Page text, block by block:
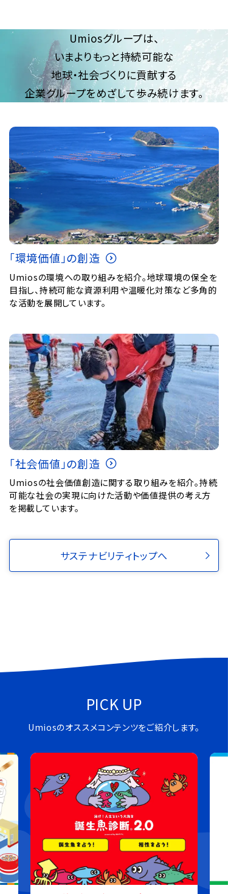
Umiosグループは、
いまよりもっと持続可能な
地球・社会づくりに貢献する
企業グループをめざして歩み続けます。
「環境価値」の創造
Umiosの環境への取り組みを紹介。地球環境の保全を
目指し、持続可能な資源利用や温暖化対策など多角的
な活動を展開しています。
「社会価値」の創造
Umiosの社会価値創造に関する取り組みを紹介。持続
可能な社会の実現に向けた活動や価値提供の考え方
を掲載しています。
サステナビリティトップへ
PICK UP
Umiosのオススメコンテンツをご紹介します。